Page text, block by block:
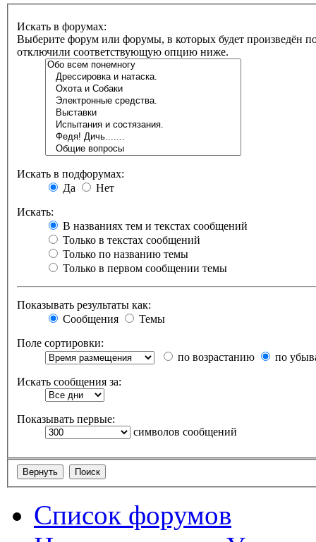
Искать в форумах:
Выберите форум или форумы, в которых будет произведён
отключили соответствующую опцию ниже.
Искать в подфорумах:
Да
Нет
Искать:
В названиях тем и текстах сообщений
Только в текстах сообщений
Только по названию темы
Только в первом сообщении темы
Показывать результаты как:
Сообщения
Темы
Поле сортировки:
по возрастанию
по
Искать сообщения за:
Показывать первые:
символов сообщений
Список форумов